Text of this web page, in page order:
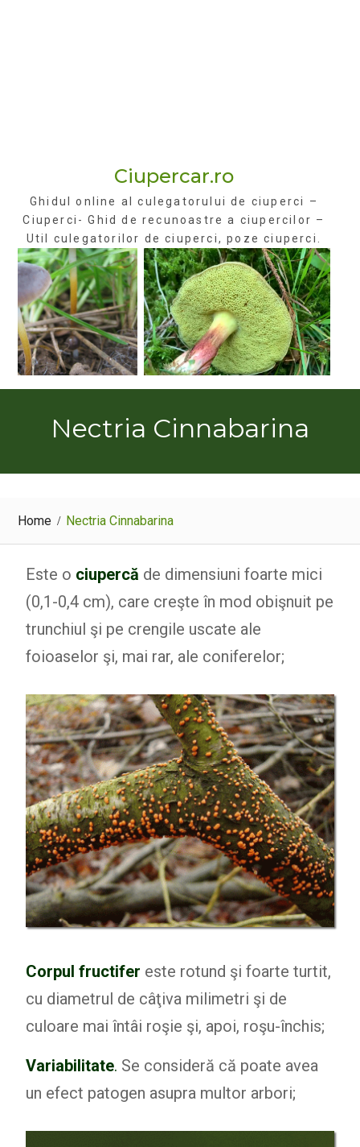
Ciupercar.ro
Ghidul online al culegatorului de ciuperci –
Ciuperci- Ghid de recunoastre a ciupercilor –
Util culegatorilor de ciuperci, poze ciuperci.
Nectria Cinnabarina
Home Nectria Cinnabarina
Este o ciupercă de dimensiuni foarte mici
(0,1-0,4 cm), care creşte în mod obişnuit pe
trunchiul şi pe crengile uscate ale
foioaselor şi, mai rar, ale coniferelor;
Corpul fructifer este rotund şi foarte turtit,
cu diametrul de câţiva milimetri şi de
culoare mai întâi roşie şi, apoi, roşu-închis;
Variabilitate. Se consideră că poate avea
un efect patogen asupra multor arbori;